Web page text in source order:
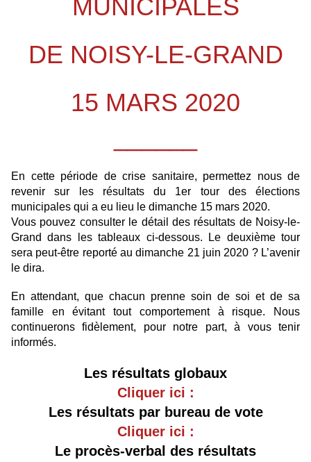
MUNICIPALES
DE NOISY-LE-GRAND
15 MARS 2020
En cette période de crise sanitaire, permettez nous de
revenir sur les résultats du 1er tour des élections
municipales qui a eu lieu le dimanche 15 mars 2020.
Vous pouvez consulter le détail des résultats de Noisy-le-
Grand dans les tableaux ci-dessous. Le deuxième tour
sera peut-être reporté au dimanche 21 juin 2020 ? L’avenir
le dira.
En attendant, que chacun prenne soin de soi et de sa
famille en évitant tout comportement à risque. Nous
continuerons fidèlement, pour notre part, à vous tenir
informés.
Les résultats globaux
Cliquer ici :
Les résultats par bureau de vote
Cliquer ici :
Le procès-verbal des résultats